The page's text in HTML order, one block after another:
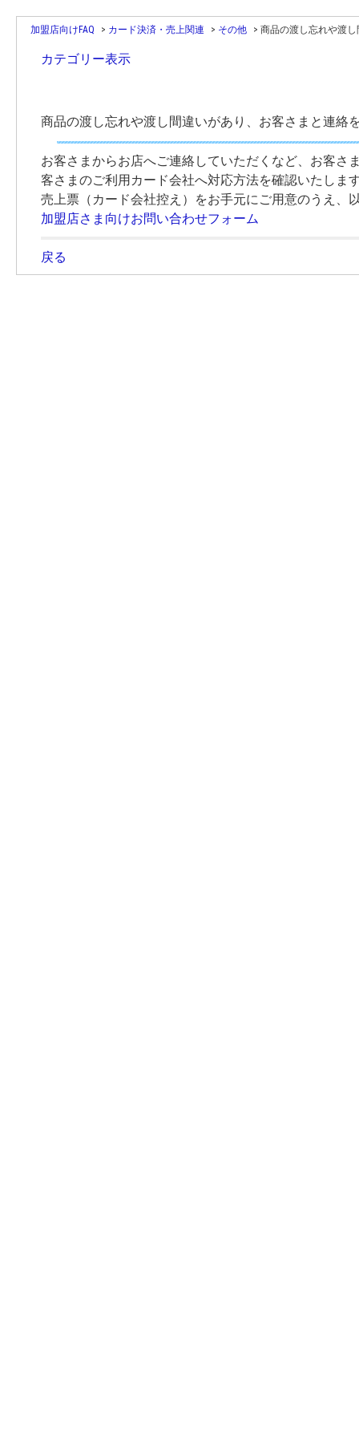
加盟店向けFAQ > カード決済・売上関連 > その他 > 商品の渡し忘れや渡
カテゴリー表示
商品の渡し忘れや渡し間違いがあり、お客さまと連絡
お客さまからお店へご連絡していただくなど、お客さ
客さまのご利用カード会社へ対応方法を確認いたしま
売上票（カード会社控え）をお手元にご用意のうえ、
加盟店さま向けお問い合わせフォーム
戻る